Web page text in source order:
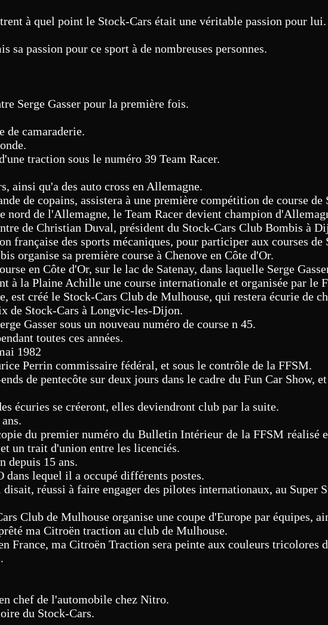
à quel point le Stock-Cars était une véritable passion pour lui.
sa passion pour ce sport à de nombreuses personnes.
Serge Gasser pour la première fois.
de camaraderie.
traction sous le numéro 39 Team Racer.
ainsi qu'a des auto cross en Allemagne.
de copains, assistera à une première compétition de course de
de l'Allemagne, le Team Racer devient champion
de Christian Duval, président du Stock-Cars Club Bombis à
des sports mécaniques, pour participer aux courses de
organise sa première course à Chenove en Côte d'Or.
en Côte d'Or, sur le lac de Satenay, dans laquelle Serge
à la Plaine Achille une course internationale et organisée par le
est créé le Stock-Cars Club de Mulhouse, qui restera écurie de
de Stock-Cars à Longvic-les-Dijon.
Gasser sous un nouveau numéro de course n 45.
toutes ces années.
1982
Perrin commissaire fédéral, et sous le contrôle de la FFSM.
de pentecôte sur deux jours dans le cadre du Fun Car
écuries se créeront, elles deviendront club par la suite.
du premier numéro du Bulletin Intérieur de la FFSM
un trait d'union entre les licenciés.
depuis 15 ans.
lequel il a occupé différents postes.
réussi à faire engager des pilotes internationaux, au Super
Club de Mulhouse organise une coupe d'Europe par équipes,
ma Citroën traction au club de Mulhouse.
France, ma Citroën Traction sera peinte aux couleurs
chef de l'automobile chez Nitro.
du Stock-Cars.